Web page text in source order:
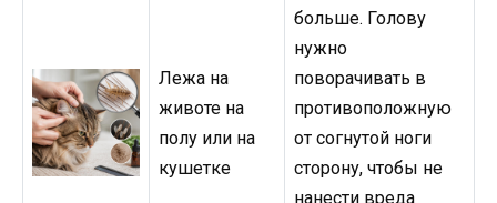
Лежа на
животе на
полу или на
кушетке
больше. Голову
нужно
поворачивать в
противоположную
от согнутой ноги
сторону, чтобы не
нанести вреда